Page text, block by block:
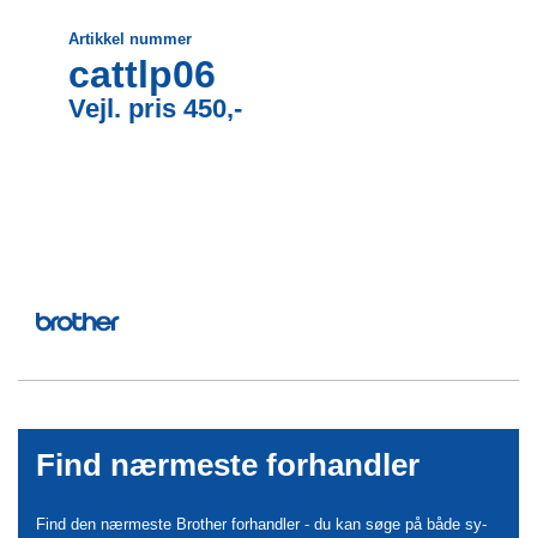
Artikkel nummer
cattlp06
Vejl. pris 450,-
Find nærmeste forhandler
Find den nærmeste Brother forhandler - du kan søge på både sy-